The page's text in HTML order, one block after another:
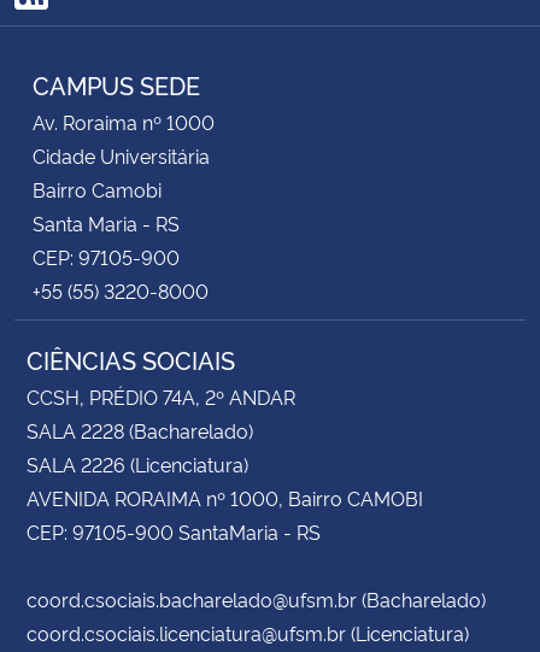
RSS
CAMPUS SEDE
Av. Roraima nº 1000
Cidade Universitária
Bairro Camobi
Santa Maria - RS
CEP: 97105-900
+55 (55) 3220-8000
CIÊNCIAS SOCIAIS
CCSH, PRÉDIO 74A, 2º ANDAR
SALA 2228 (Bacharelado)
SALA 2226 (Licenciatura)
AVENIDA RORAIMA nº 1000, Bairro CAMOBI
CEP: 97105-900 SantaMaria - RS
coord.csociais.bacharelado@ufsm.br (Bacharelado)
coord.csociais.licenciatura@ufsm.br (Licenciatura)